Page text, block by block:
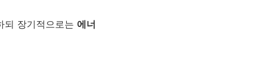
되 장기적으로는 에너